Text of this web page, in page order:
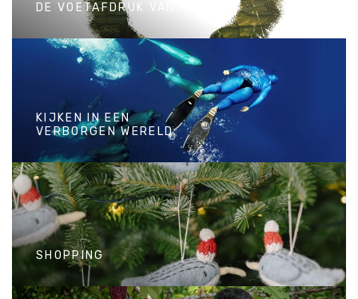
DE VOETAFDRUK VAN...
DE VOETAFDRUK VAN...
KIJKEN IN EEN
VERBORGEN WERELD
KIJKEN IN EEN
VERBORGEN WERELD
SHOPPING